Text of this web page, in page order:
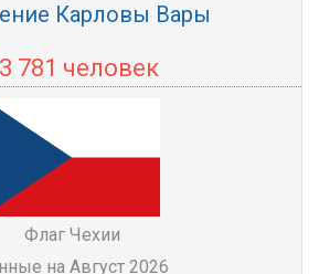
Карловы Вары
781 человек
Флаг Чехии
на Август 2026